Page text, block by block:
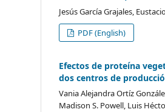
Jesús García Grajales,
PDF (English)
Efectos de proteína
dos centros de
Vania Alejandra Ortíz
Madison S. Powell, Luis